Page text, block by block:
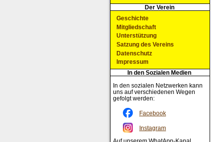
Der Verein
Geschichte
Mitgliedschaft
Unterstützung
Satzung des Vereins
Datenschutz
Impressum
In den Sozialen Medien
In den sozialen Netzwerken kann
uns auf verschiedenen Wegen
gefolgt werden:
Facebook
Instagram